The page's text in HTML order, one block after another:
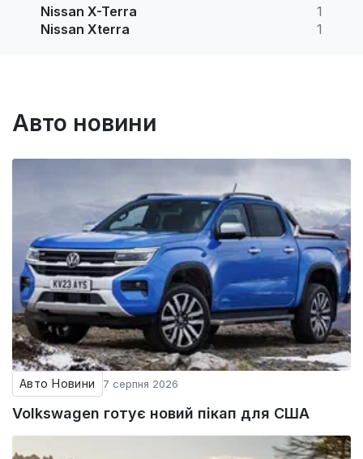
Nissan X-Terra
1
Nissan Xterra
1
Авто новини
Авто Новини 7 серпня 2026
Volkswagen готує новий пікап для США